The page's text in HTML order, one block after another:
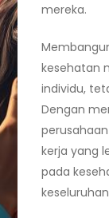
mereka.
kesehatan
individu,
Dengan
kerja yang
pada